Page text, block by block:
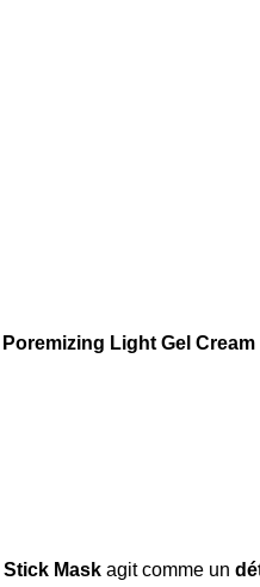
Poremizing Light Gel Cream
Mask agit comme un